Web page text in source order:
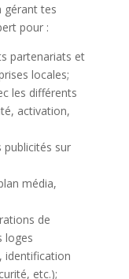
gérant tes
pour :
partenariats et
locales;
les différents
activation,
publicités sur
média,
de
loges
identification
etc.);